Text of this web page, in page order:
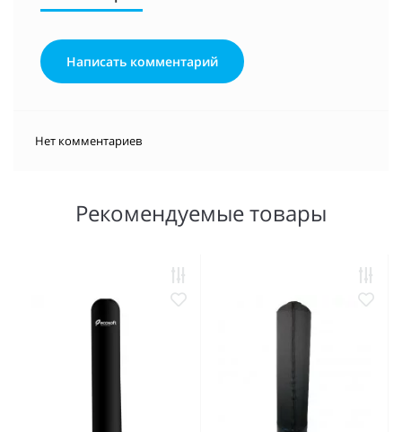
Написать комментарий
Нет комментариев
Рекомендуемые товары